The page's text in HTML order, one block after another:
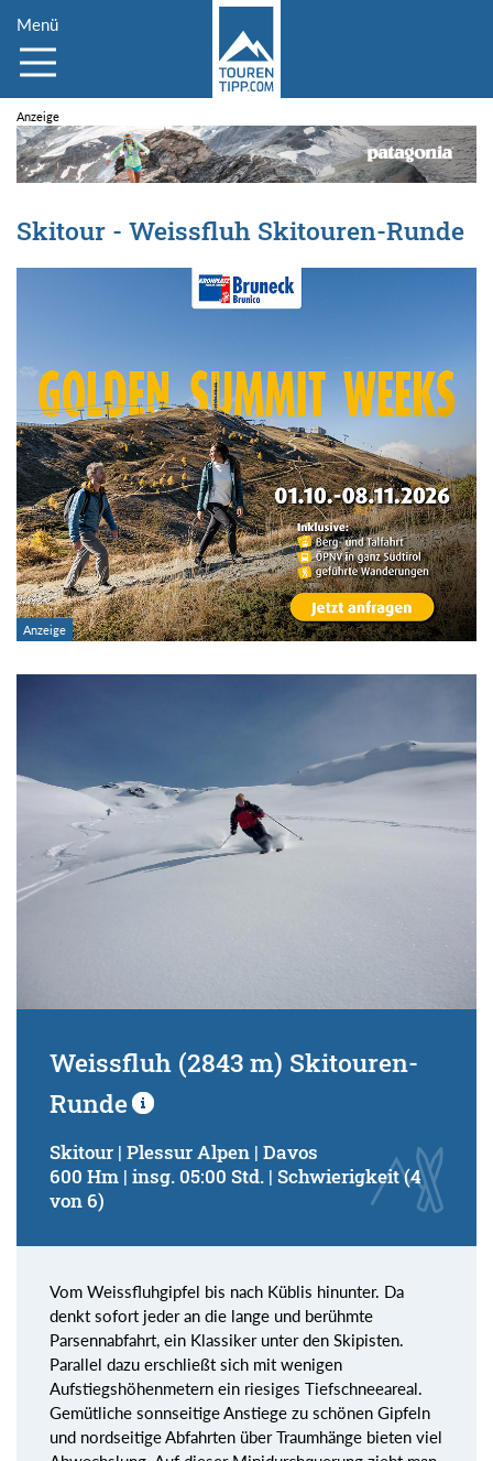
Menü
Skitour - Weissfluh Skitouren-Runde
Weissfluh (2843 m) Skitouren-
Runde
Skitour | Plessur Alpen | Davos
600 Hm | insg. 05:00 Std. | Schwierigkeit (4
von 6)
Vom Weissfluhgipfel bis nach Küblis hinunter. Da
denkt sofort jeder an die lange und berühmte
Parsennabfahrt, ein Klassiker unter den Skipisten.
Parallel dazu erschließt sich mit wenigen
Aufstiegshöhenmetern ein riesiges Tiefschneeareal.
Gemütliche sonnseitige Anstiege zu schönen Gipfeln
und nordseitige Abfahrten über Traumhänge bieten viel